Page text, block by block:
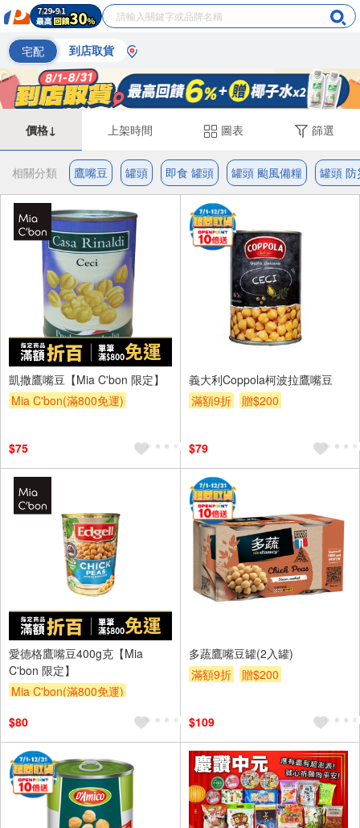
宅配 到店取貨
價格↓ 上架時間 圖表 篩選
相關分類 鷹嘴豆 罐頭 即食 罐頭 罐頭 颱風備糧 罐頭 防
凱撒鷹嘴豆【Mia C'bon 限定】
Mia C'bon(滿800免運)
$75
義大利Coppola柯波拉鷹嘴豆
滿額9折
贈$200
$79
愛德格鷹嘴豆400g克【Mia
C'bon 限定】
Mia C'bon(滿800免運)
$80
多蔬鷹嘴豆罐(2入罐)
滿額9折
贈$200
$109